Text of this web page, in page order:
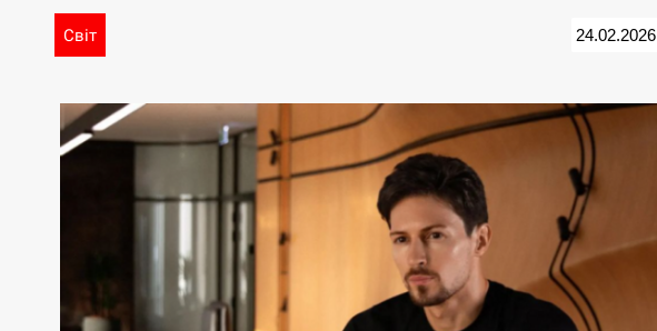
Світ 24.02.2026